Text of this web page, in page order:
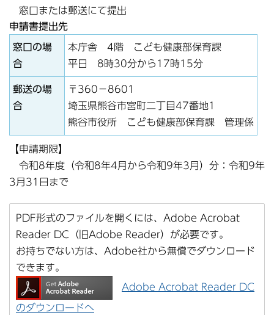
窓口または郵送にて提出
申請書提出先
窓口の場
合
本庁舎 4階 こども健康部保育課
平日 8時30分から17時15分
郵送の場
合
〒360－8601
埼玉県熊谷市宮町二丁目47番地1
熊谷市役所 こども健康部保育課 管理係
【申請期限】
令和8年度（令和8年4月から令和9年3月）分：令和9年
3月31日まで
PDF形式のファイルを開くには、Adobe Acrobat
Reader DC（旧Adobe Reader）が必要です。
お持ちでない方は、Adobe社から無償でダウンロード
できます。
Adobe Acrobat Reader DC
のダウンロードへ